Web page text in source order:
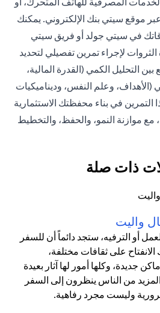
عبر موقع سيتي بنك الإلكتروني. يمكنك
في سيتي جولد أو فريق سيتي
الثروات لإجراء تمرين تفصيلي لتحديد
التحليل الكمي (القدرة المالية،
(الأهداف، وعلم النفس، وديناميكيات
التمرين في بناء محفظتك الاستثمارية
مع موازنة النمو، والحفظ، والتخطيط
ذات صلة
واليت
أو الترفيه، ستجد دائماً أن للسفر
على ثقافات مختلفة،
جديدة، وكلها أمور لها آثار بعيدة
من الناس ينظرون إلى السفر
وليست مجرد رفاهية.